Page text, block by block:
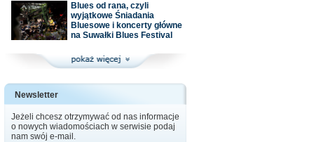
Blues od rana, czyli
wyjątkowe Śniadania
Bluesowe i koncerty główne
na Suwałki Blues Festival
Newsletter
Jeżeli chcesz otrzymywać od nas informacje
o nowych wiadomościach w serwisie podaj
nam swój e-mail.